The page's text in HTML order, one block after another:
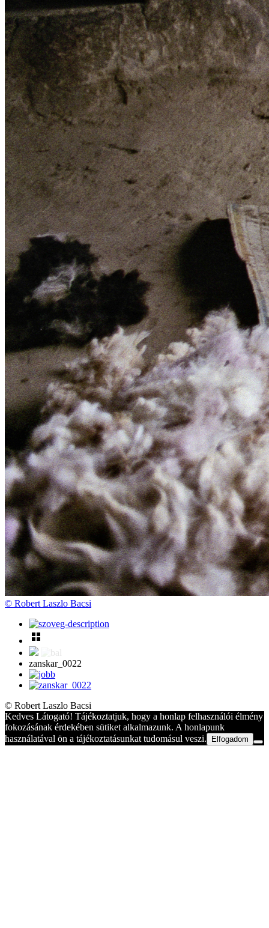
© Robert Laszlo Bacsi
zanskar_0022
© Robert Laszlo Bacsi
Kedves Látogató! Tájékoztatjuk, hogy a honlap felhasználói élmény
fokozásának érdekében sütiket alkalmazunk. A honlapunk
használatával ön a tájékoztatásunkat tudomásul veszi.
Elfogadom